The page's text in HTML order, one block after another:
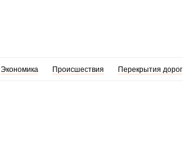
Экономика Происшествия Перекрытия дорог